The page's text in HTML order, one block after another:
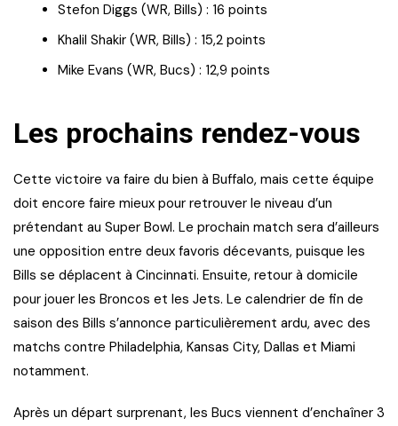
Stefon Diggs (WR, Bills) : 16 points
Khalil Shakir (WR, Bills) : 15,2 points
Mike Evans (WR, Bucs) : 12,9 points
Les prochains rendez-vous
Cette victoire va faire du bien à Buffalo, mais cette équipe
doit encore faire mieux pour retrouver le niveau d’un
prétendant au Super Bowl. Le prochain match sera d’ailleurs
une opposition entre deux favoris décevants, puisque les
Bills se déplacent à Cincinnati. Ensuite, retour à domicile
pour jouer les Broncos et les Jets. Le calendrier de fin de
saison des Bills s’annonce particulièrement ardu, avec des
matchs contre Philadelphia, Kansas City, Dallas et Miami
notamment.
Après un départ surprenant, les Bucs viennent d’enchaîner 3